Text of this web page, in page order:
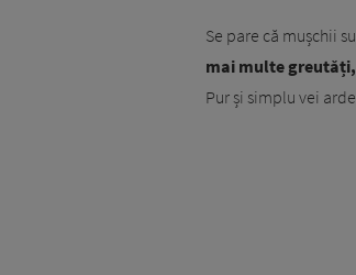
Se pare că mușchii
mai multe
Pur și simplu vei